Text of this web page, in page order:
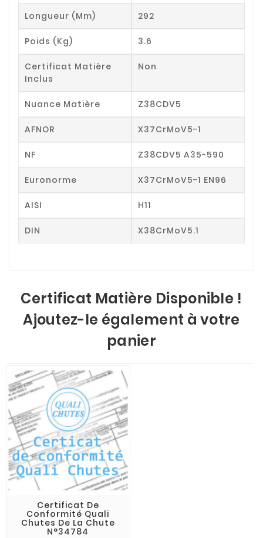
Longueur (mm) 292
Poids (kg) 3.6
Certificat Matière
Inclus
Non
Nuance Matière Z38CDV5
AFNOR X37CrMoV5-1
NF Z38CDV5 A35-590
Euronorme X37CrMoV5-1 EN96
AISI H11
DIN X38CrMoV5.1
Certificat Matière Disponible !
Ajoutez-le également à votre
panier
Certificat De
Conformité Quali
Chutes De La Chute
N°34784